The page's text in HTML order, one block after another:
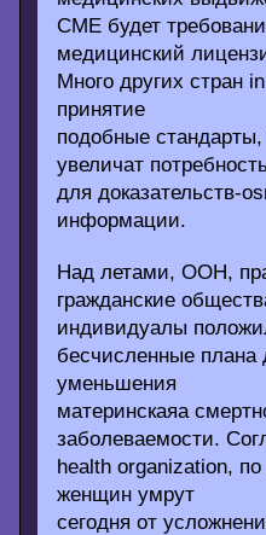
CME будет
медицинский
Много других стран
принятие
подобные стандарты,
увеличат
для доказательств-
информации.
Над летами, ООН,
гражданские
индивидуалы
бесчисленные плана
уменьшения
материнскаяа
заболеваемости.
health organization,
женщин умрут
сегодня от